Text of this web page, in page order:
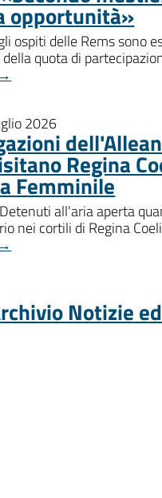
opportunità»
ospiti delle Rems sono
quota di
2026
Regina
Femminile
all'aria aperta
nei cortili di Regina
Notizie